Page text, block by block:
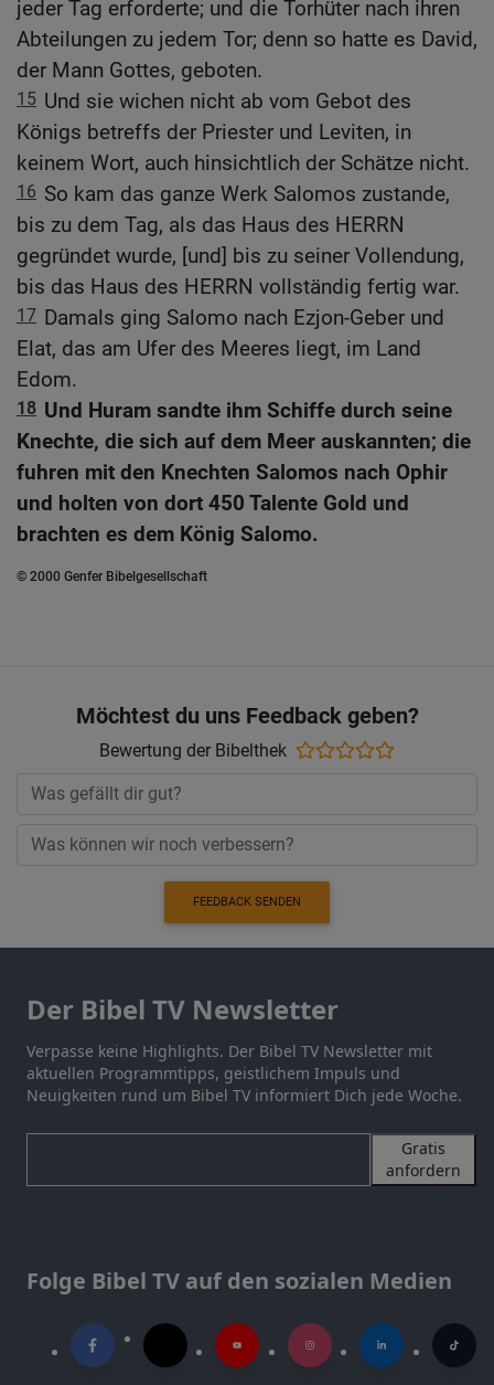
jeder Tag erforderte; und die Torhüter nach ihren
Abteilungen zu jedem Tor; denn so hatte es David,
der Mann Gottes, geboten.
15 Und sie wichen nicht ab vom Gebot des
Königs betreffs der Priester und Leviten, in
keinem Wort, auch hinsichtlich der Schätze nicht.
16 So kam das ganze Werk Salomos zustande,
bis zu dem Tag, als das Haus des HERRN
gegründet wurde, [und] bis zu seiner Vollendung,
bis das Haus des HERRN vollständig fertig war.
17 Damals ging Salomo nach Ezjon-Geber und
Elat, das am Ufer des Meeres liegt, im Land
Edom.
18 Und Huram sandte ihm Schiffe durch seine
Knechte, die sich auf dem Meer auskannten; die
fuhren mit den Knechten Salomos nach Ophir
und holten von dort 450 Talente Gold und
brachten es dem König Salomo.
© 2000 Genfer Bibelgesellschaft
Möchtest du uns Feedback geben?
Bewertung der Bibelthek
FEEDBACK SENDEN
Der Bibel TV Newsletter
Verpasse keine Highlights. Der Bibel TV Newsletter mit
aktuellen Programmtipps, geistlichem Impuls und
Neuigkeiten rund um Bibel TV informiert Dich jede Woche.
Gratis
anfordern
Folge Bibel TV auf den sozialen Medien